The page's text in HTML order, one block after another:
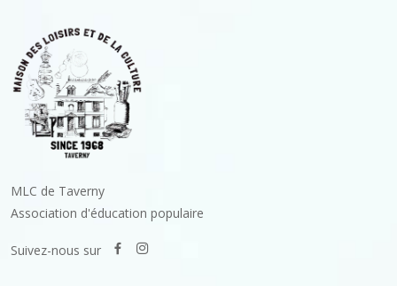
MLC de Taverny
Association d'éducation populaire
Suivez-nous sur